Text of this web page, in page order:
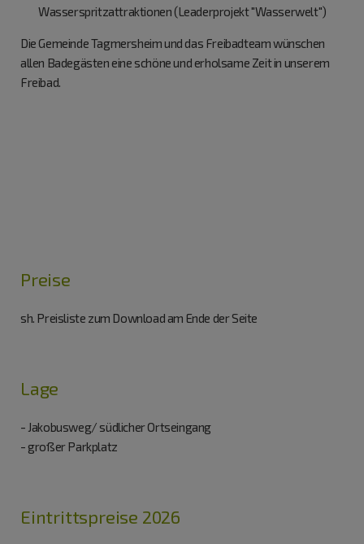
Wasserspritzattraktionen (Leaderprojekt "Wasserwelt")
Die Gemeinde Tagmersheim und das Freibadteam wünschen
allen Badegästen eine schöne und erholsame Zeit in unserem
Freibad.
Preise
sh. Preisliste zum Download am Ende der Seite
Lage
- Jakobusweg/ südlicher Ortseingang
- großer Parkplatz
Eintrittspreise 2026